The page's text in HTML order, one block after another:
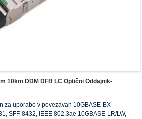
10km DDM DFB LC Optični Oddajnik-
za uporabo v povezavah 10GBASE-BX
SFF-8432, IEEE 802.3ae 10GBASE-LR/LW,